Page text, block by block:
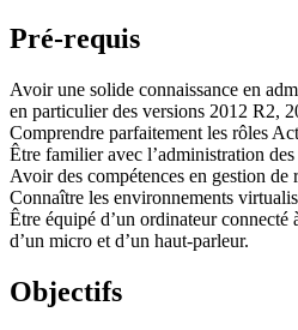
Pré-requis
Avoir une solide connaissance en
en particulier des versions 2012 R2,
Comprendre parfaitement les rôles
Être familier avec l’administration
Avoir des compétences en gestion de
Connaître les environnements
Être équipé d’un ordinateur connecté
d’un micro et d’un haut-parleur.
Objectifs